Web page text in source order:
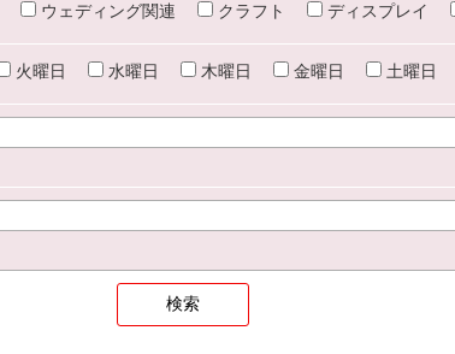
ウェディング関連 クラフト ディスプレイ
火曜日 水曜日 木曜日 金曜日 土曜日